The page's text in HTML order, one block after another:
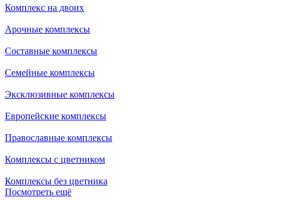
Комплекс на двоих
Арочные комплексы
Составные комплексы
Семейные комплексы
Эксклюзивные комплексы
Европейские комплексы
Православные комплексы
Комплексы с цветником
Комплексы без цветника
Посмотреть ещё